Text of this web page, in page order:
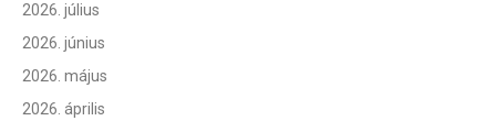
2026. július
2026. június
2026. május
2026. április